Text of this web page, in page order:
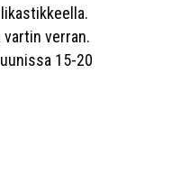
vartin verran.
15-20